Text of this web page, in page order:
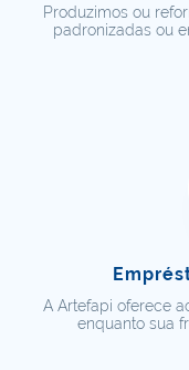
Produzimos ou
padronizadas ou
A Artefapi oferece
enquanto sua